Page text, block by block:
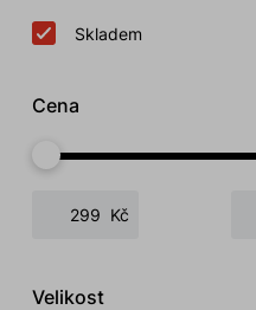
Skladem
Cena
Kč
Velikost